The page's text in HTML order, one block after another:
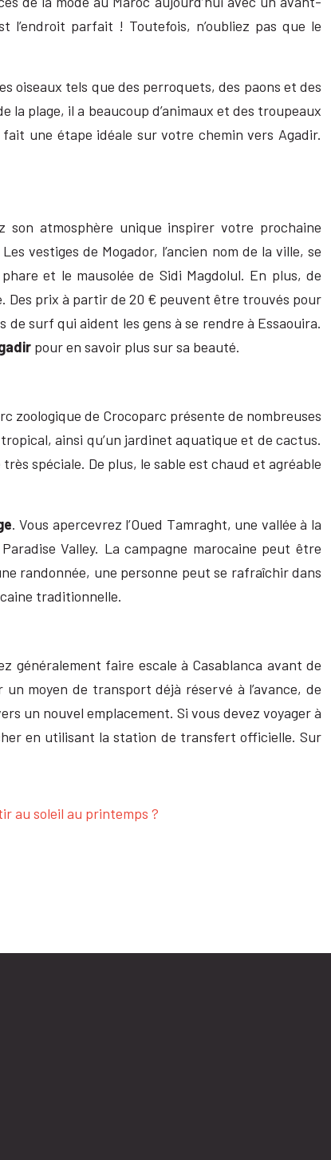
l’endroit parfait ! Toutefois, n’oubliez pas que le
oiseaux tels que des perroquets, des paons et des
plage, il a beaucoup d’animaux et des troupeaux
une étape idéale sur votre chemin vers Agadir.
son atmosphère unique inspirer votre prochaine
vestiges de Mogador, l’ancien nom de la ville, se
et le mausolée de Sidi Magdolul. En plus, de
Des prix à partir de 20 € peuvent être trouvés pour
surf qui aident les gens à se rendre à Essaouira.
pour en savoir plus sur sa beauté.
zoologique de Crocoparc présente de nombreuses
ainsi qu’un jardinet aquatique et de cactus.
spéciale. De plus, le sable est chaud et agréable
. Vous apercevrez l’Oued Tamraght, une vallée à la
Valley. La campagne marocaine peut être
randonnée, une personne peut se rafraîchir dans
traditionnelle.
généralement faire escale à Casablanca avant de
moyen de transport déjà réservé à l’avance, de
un nouvel emplacement. Si vous devez voyager à
en utilisant la station de transfert officielle. Sur
au soleil au printemps ?